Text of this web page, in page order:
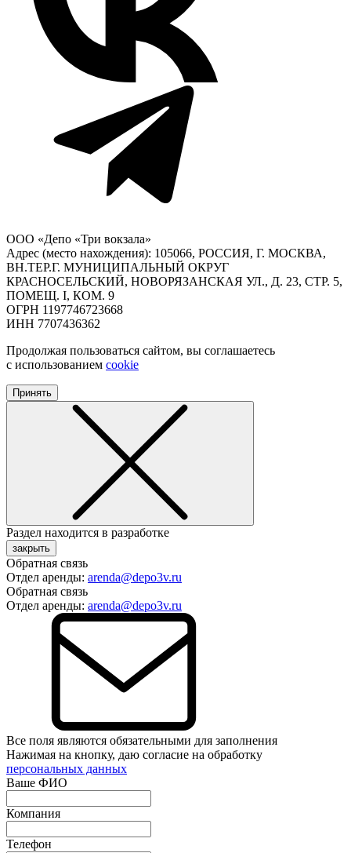
ООО «Депо «Три вокзала»
Адрес (место нахождения): 105066, РОССИЯ, Г. МОСКВА,
ВН.ТЕР.Г. МУНИЦИПАЛЬНЫЙ ОКРУГ
КРАСНОСЕЛЬСКИЙ, НОВОРЯЗАНСКАЯ УЛ., Д. 23, СТР. 5,
ПОМЕЩ. I, КОМ. 9
ОГРН 1197746723668
ИНН 7707436362
Продолжая пользоваться сайтом, вы соглашаетесь
с использованием cookie
Принять
Раздел находится в разработке
закрыть
Обратная связь
Отдел аренды: arenda@depo3v.ru
Обратная связь
Отдел аренды: arenda@depo3v.ru
Все поля являются обязательными для заполнения
Нажимая на кнопку, даю согласие на обработку
персональных данных
Ваше ФИО
Компания
Телефон